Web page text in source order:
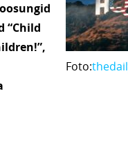
Foto:
“Child